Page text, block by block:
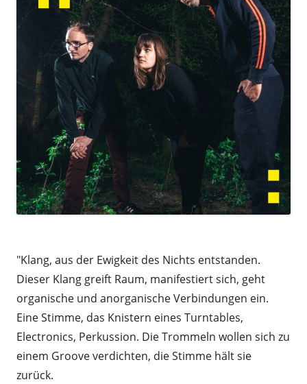
"Klang, aus der Ewigkeit des Nichts entstanden.
Dieser Klang greift Raum, manifestiert sich, geht
organische und anorganische Verbindungen ein.
Eine Stimme, das Knistern eines Turntables,
Electronics, Perkussion. Die Trommeln wollen sich zu
einem Groove verdichten, die Stimme hält sie
zurück.